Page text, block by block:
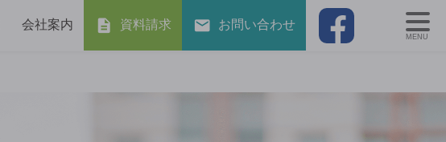
会社案内 資料請求 お問い合わせ
MENU